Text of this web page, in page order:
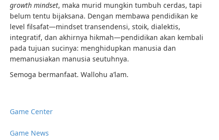
growth mindset, maka murid mungkin tumbuh cerdas, tapi
belum tentu bijaksana. Dengan membawa pendidikan ke
level filsafat—mindset transendensi, stoik, dialektis,
integratif, dan akhirnya hikmah—pendidikan akan kembali
pada tujuan sucinya: menghidupkan manusia dan
memanusiakan manusia seutuhnya.
Semoga bermanfaat. Wallohu a’lam.
Game Center
Game News